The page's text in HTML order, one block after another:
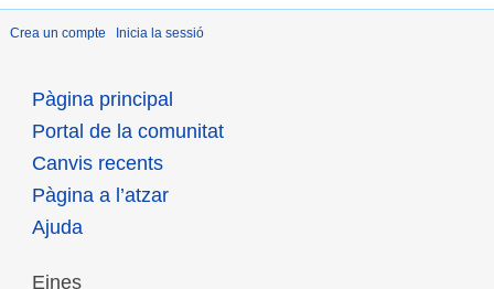
Crea un compte Inicia la sessió
Pàgina principal
Portal de la comunitat
Canvis recents
Pàgina a l’atzar
Ajuda
Eines